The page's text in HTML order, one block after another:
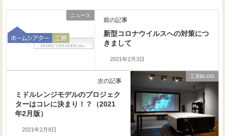
ニュース
前の記事
新型コロナウイルスへの対策につ
きまして
2021年2月3日
工房BLOG
次の記事
ミドルレンジモデルのプロジェク
ターはコレに決まり！？（2021
年2月版）
2021年2月8日